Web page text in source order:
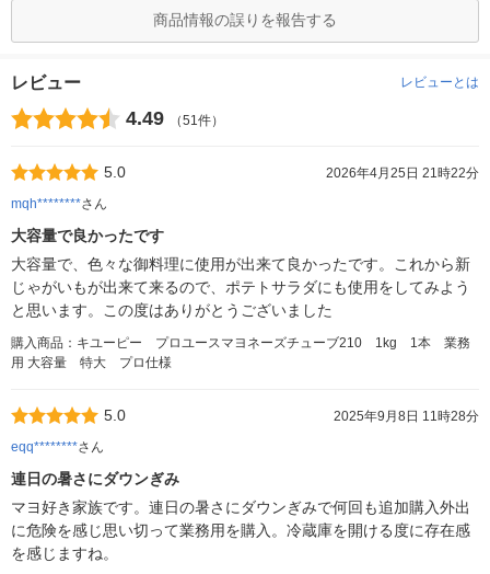
商品情報の誤りを報告する
レビュー レビューとは
4.49 （51件）
5.0
2026年4月25日 21時22分
mqh********さん
大容量で良かったです
大容量で、色々な御料理に使用が出来て良かったです。これから新
じゃがいもが出来て来るので、ポテトサラダにも使用をしてみよう
と思います。この度はありがとうございました
購入商品：キユーピー プロユースマヨネーズチューブ210 1kg 1本 業務
用 大容量 特大 プロ仕様
5.0
2025年9月8日 11時28分
eqq********さん
連日の暑さにダウンぎみ
マヨ好き家族です。連日の暑さにダウンぎみで何回も追加購入外出
に危険を感じ思い切って業務用を購入。冷蔵庫を開ける度に存在感
を感じますね。